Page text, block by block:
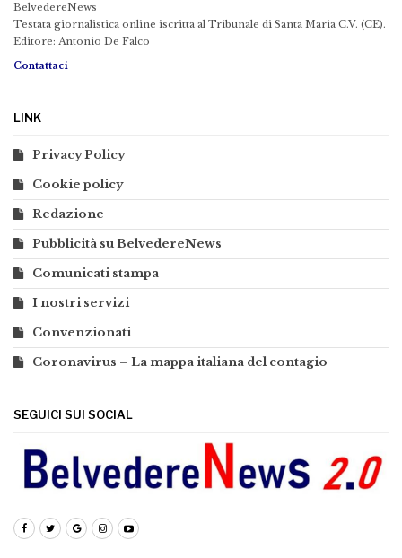
BelvedereNews
Testata giornalistica online iscritta al Tribunale di Santa Maria C.V. (CE).
Editore: Antonio De Falco
Contattaci
LINK
Privacy Policy
Cookie policy
Redazione
Pubblicità su BelvedereNews
Comunicati stampa
I nostri servizi
Convenzionati
Coronavirus – La mappa italiana del contagio
SEGUICI SUI SOCIAL